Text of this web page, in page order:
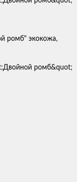
ромб" экокожа,